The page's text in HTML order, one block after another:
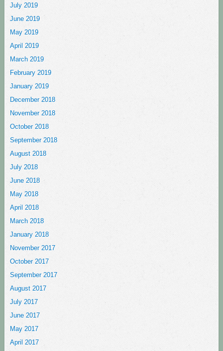
July 2019
June 2019
May 2019
April 2019
March 2019
February 2019
January 2019
December 2018
November 2018
October 2018
September 2018
August 2018
July 2018
June 2018
May 2018
April 2018
March 2018
January 2018
November 2017
October 2017
September 2017
August 2017
July 2017
June 2017
May 2017
April 2017